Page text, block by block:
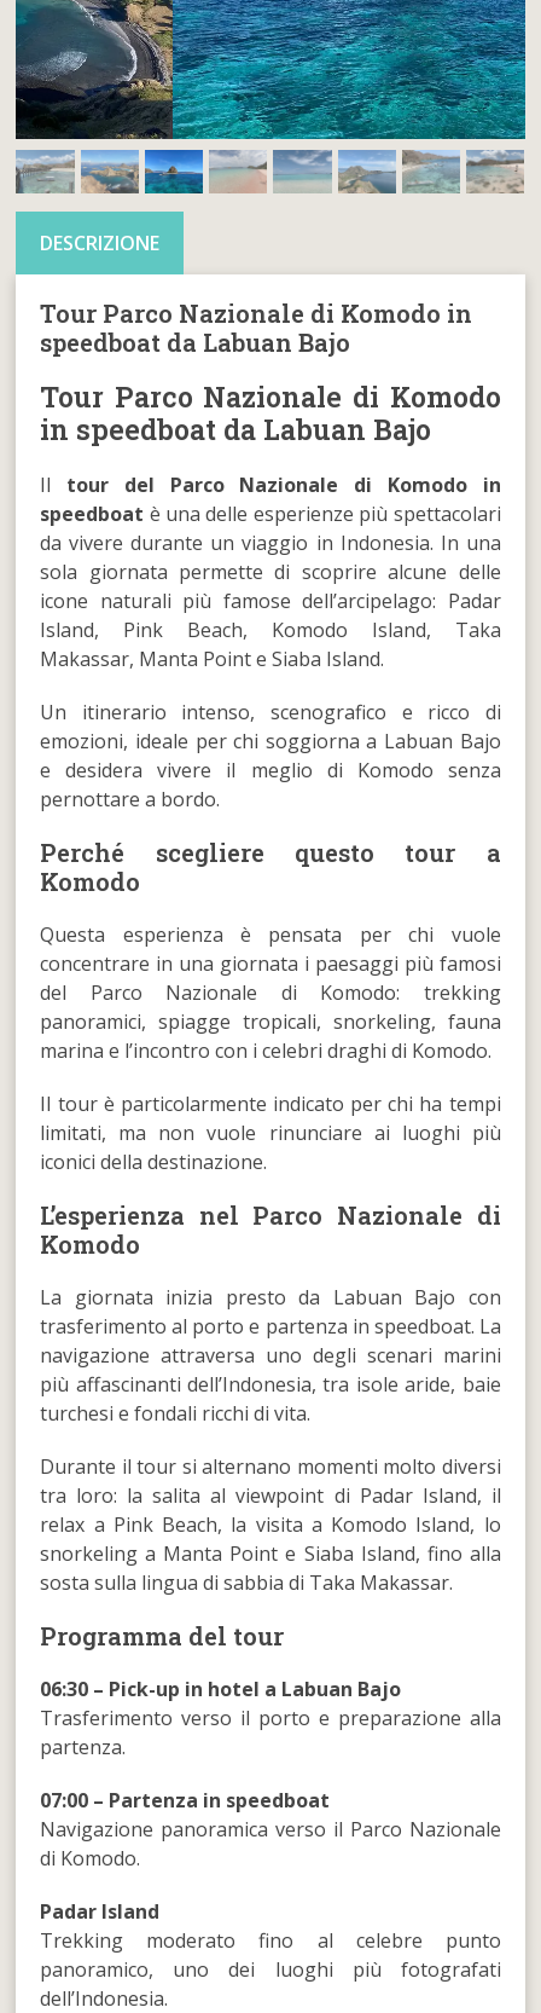
DESCRIZIONE
Tour Parco Nazionale di Komodo in
speedboat da Labuan Bajo
Tour Parco Nazionale di Komodo
in speedboat da Labuan Bajo
Il tour del Parco Nazionale di Komodo in
speedboat è una delle esperienze più spettacolari
da vivere durante un viaggio in Indonesia. In una
sola giornata permette di scoprire alcune delle
icone naturali più famose dell’arcipelago: Padar
Island, Pink Beach, Komodo Island, Taka
Makassar, Manta Point e Siaba Island.
Un itinerario intenso, scenografico e ricco di
emozioni, ideale per chi soggiorna a Labuan Bajo
e desidera vivere il meglio di Komodo senza
pernottare a bordo.
Perché scegliere questo tour a
Komodo
Questa esperienza è pensata per chi vuole
concentrare in una giornata i paesaggi più famosi
del Parco Nazionale di Komodo: trekking
panoramici, spiagge tropicali, snorkeling, fauna
marina e l’incontro con i celebri draghi di Komodo.
Il tour è particolarmente indicato per chi ha tempi
limitati, ma non vuole rinunciare ai luoghi più
iconici della destinazione.
L’esperienza nel Parco Nazionale di
Komodo
La giornata inizia presto da Labuan Bajo con
trasferimento al porto e partenza in speedboat. La
navigazione attraversa uno degli scenari marini
più affascinanti dell’Indonesia, tra isole aride, baie
turchesi e fondali ricchi di vita.
Durante il tour si alternano momenti molto diversi
tra loro: la salita al viewpoint di Padar Island, il
relax a Pink Beach, la visita a Komodo Island, lo
snorkeling a Manta Point e Siaba Island, fino alla
sosta sulla lingua di sabbia di Taka Makassar.
Programma del tour
06:30 – Pick-up in hotel a Labuan Bajo
Trasferimento verso il porto e preparazione alla
partenza.
07:00 – Partenza in speedboat
Navigazione panoramica verso il Parco Nazionale
di Komodo.
Padar Island
Trekking moderato fino al celebre punto
panoramico, uno dei luoghi più fotografati
dell’Indonesia.